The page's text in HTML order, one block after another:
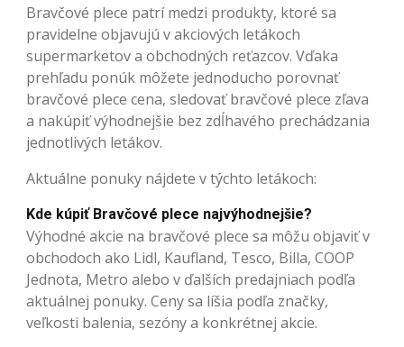
Bravčové plece patrí medzi produkty, ktoré sa
pravidelne objavujú v akciových letákoch
supermarketov a obchodných reťazcov. Vďaka
prehľadu ponúk môžete jednoducho porovnať
bravčové plece cena, sledovať bravčové plece zľava
a nakúpiť výhodnejšie bez zdĺhavého prechádzania
jednotlivých letákov.
Aktuálne ponuky nájdete v týchto letákoch:
Kde kúpiť Bravčové plece najvýhodnejšie?
Výhodné akcie na bravčové plece sa môžu objaviť v
obchodoch ako Lidl, Kaufland, Tesco, Billa, COOP
Jednota, Metro alebo v ďalších predajniach podľa
aktuálnej ponuky. Ceny sa líšia podľa značky,
veľkosti balenia, sezóny a konkrétnej akcie.